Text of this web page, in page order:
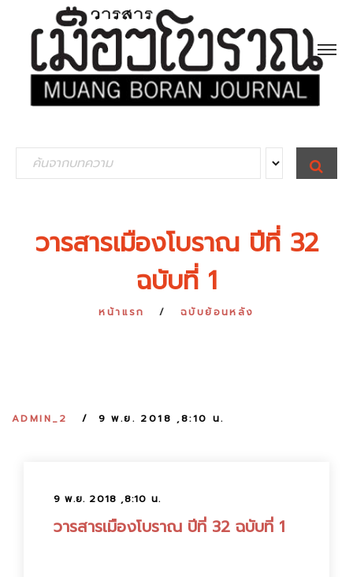
e
S
E
A
วารสารเมืองโบราณ ปีที่ 32
ฉบับที่ 1
หน้าแรก ฉบับย้อนหลัง
ADMIN_2 9 พ.ย. 2018 ,8:10 น.
9 พ.ย. 2018 ,8:10 น.
วารสารเมืองโบราณ ปีที่ 32 ฉบับที่ 1